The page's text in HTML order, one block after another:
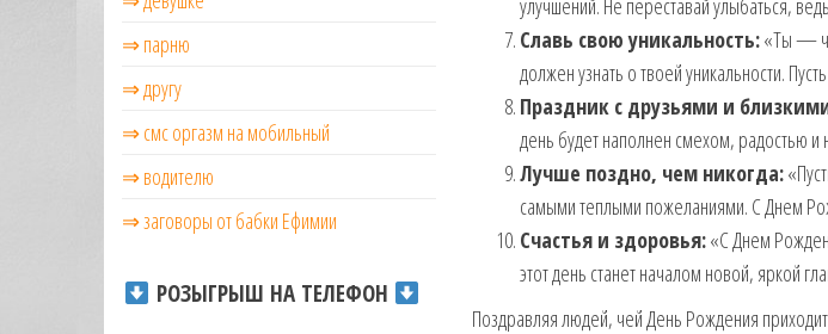
улучшений. Не переставай улыбаться,
Славь свою уникальность:«Ты —
должен узнать о твоей уникальности.
Праздник с друзьями и
день будет наполнен смехом, радостью
Лучше поздно, чем никогда:
самыми теплыми пожеланиями. С Днем
Счастья и здоровья:«С Днем
этот день станет началом новой, яркой
Поздравляя людей, чей День Рождения
⇒ парню
⇒ другу
⇒ смс оргазм на мобильный
⇒ водителю
⇒ заговоры от бабки Ефимии
РОЗЫГРЫШ НА ТЕЛЕФОН